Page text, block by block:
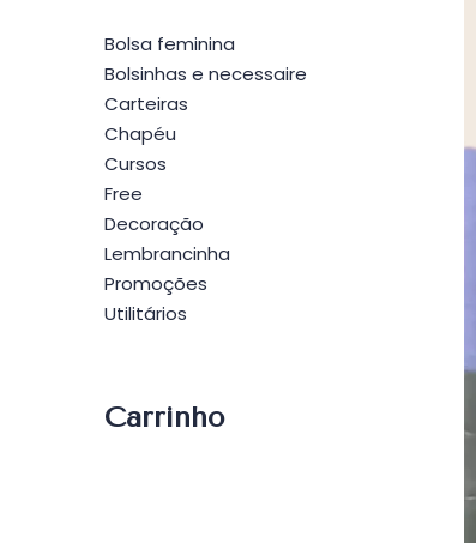
Bolsa feminina
Bolsinhas e necessaire
Carteiras
Chapéu
Cursos
Free
Decoração
Lembrancinha
Promoções
Utilitários
Carrinho